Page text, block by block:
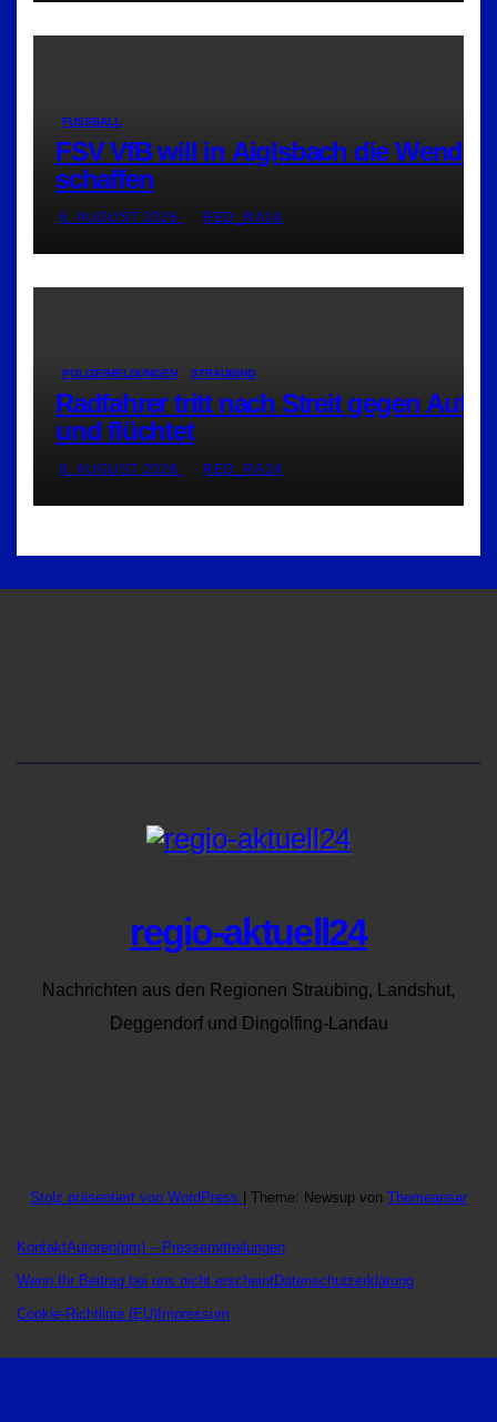
FUSSBALL
FSV VfB will in Aiglsbach die Wende
schaffen
6. AUGUST 2026 RED_RA24
POLIZEIMELDUNGEN STRAUBING
Radfahrer tritt nach Streit gegen Auto
und flüchtet
6. AUGUST 2026 RED_RA24
regio-aktuell24
Nachrichten aus den Regionen Straubing, Landshut,
Deggendorf und Dingolfing-Landau
Stolz präsentiert von WordPress Theme: Newsup von Themeansar
KontaktAutoren(pm) – Pressemitteilungen
Wenn Ihr Beitrag bei uns nicht erscheintDatenschutzerklärung
Cookie-Richtlinie (EU) Impressum